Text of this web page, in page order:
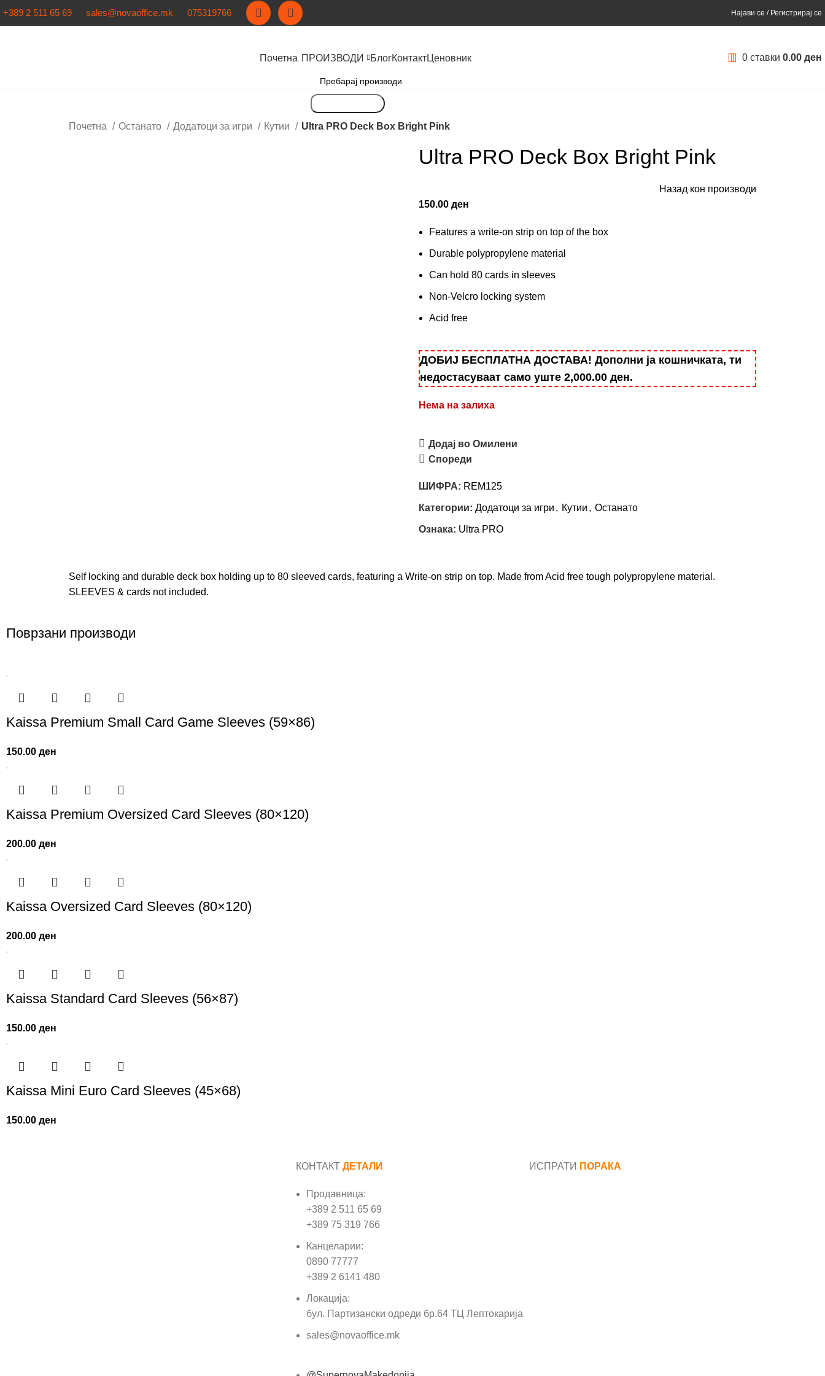
+389 2 511 65 69 sales@novaoffice.mk 075319766 Најави се / Регистрирај се
Почетна ПРОИЗВОДИ БлогКонтактЦеновник 0 ставки 0.00 ден
Почетна Останато Додатоци за игри Кутии Ultra PRO Deck Box Bright Pink
Ultra PRO Deck Box Bright Pink
Назад кон производи
150.00 ден
Features a write-on strip on top of the box
Durable polypropylene material
Can hold 80 cards in sleeves
Non-Velcro locking system
Acid free
ДОБИЈ БЕСПЛАТНА ДОСТАВА! Дополни ја кошничката, ти
недостасуваат само уште 2,000.00 ден.
Нема на залиха
Додај во Омилени
Спореди
ШИФРА: REM125
Категории: Додатоци за игри , Кутии , Останато
Ознака: Ultra PRO
Self locking and durable deck box holding up to 80 sleeved cards, featuring a Write-on strip on top. Made from Acid free tough polypropylene material.
SLEEVES & cards not included.
Поврзани производи
Kaissa Premium Small Card Game Sleeves (59×86)
150.00ден
Kaissa Premium Oversized Card Sleeves (80×120)
200.00ден
Kaissa Oversized Card Sleeves (80×120)
200.00ден
Kaissa Standard Card Sleeves (56×87)
150.00ден
Kaissa Mini Euro Card Sleeves (45×68)
150.00ден
КОНТАКТ ДЕТАЛИ
Продавница:
+389 2 511 65 69
+389 75 319 766
Канцеларии:
0890 77777
+389 2 6141 480
Локација:
бул. Партизански одреди бр.64 ТЦ Лептокарија
sales@novaoffice.mk
ИСПРАТИ ПОРАКА